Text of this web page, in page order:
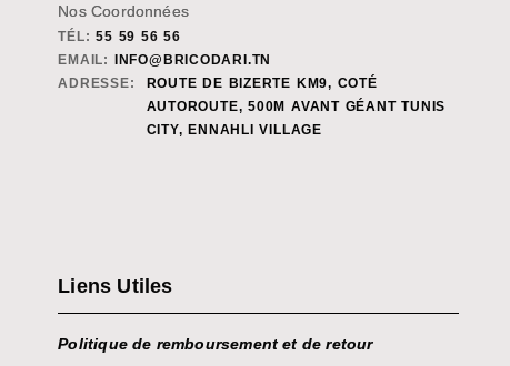
Nos Coordonnées
TÉL: 55 59 56 56
EMAIL:
INFO@BRICODARI.TN
ADRESSE:
ROUTE DE BIZERTE KM9, COTÉ
AUTOROUTE, 500M AVANT GÉANT TUNIS
CITY, ENNAHLI VILLAGE
Liens Utiles
Politique de remboursement et de retour